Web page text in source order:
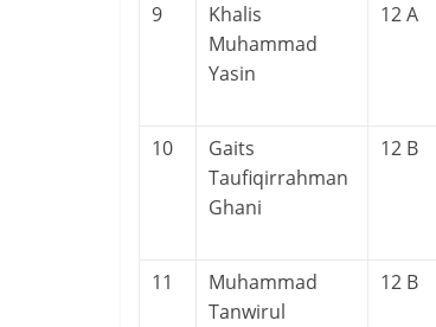
9
Khalis
Muhammad
Yasin
12 A
10
Gaits
Taufiqirrahman
Ghani
12 B
11
Muhammad
Tanwirul
12 B